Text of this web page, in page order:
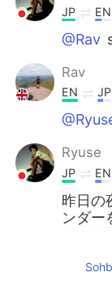
JP EN
@Rav
Rav
EN JP
Ryuse
JP EN
昨日の
ンダー
青葱 (